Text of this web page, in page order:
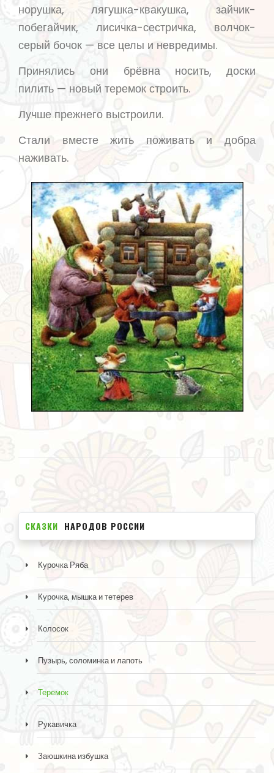
норушка, лягушка-квакушка, зайчик-
побегайчик, лисичка-сестричка, волчок-
серый бочок — все целы и невредимы.
Принялись они брёвна носить, доски
пилить — новый теремок строить.
Лучше прежнего выстроили.
Стали вместе жить поживать и добра
наживать.
СКАЗКИ НАРОДОВ РОССИИ
Курочка Ряба
Курочка, мышка и тетерев
Колосок
Пузырь, соломинка и лапоть
Теремок
Рукавичка
Заюшкина избушка